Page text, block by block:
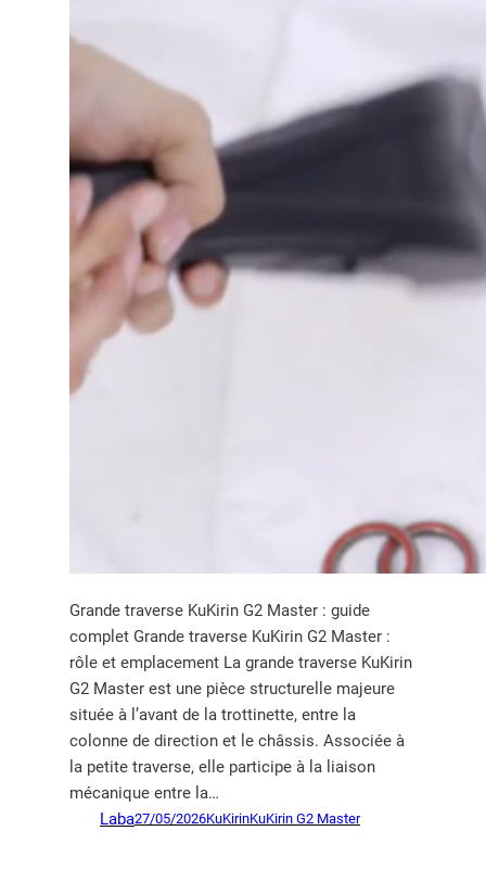
Grande traverse KuKirin G2 Master : guide
complet Grande traverse KuKirin G2 Master :
rôle et emplacement La grande traverse KuKirin
G2 Master est une pièce structurelle majeure
située à l’avant de la trottinette, entre la
colonne de direction et le châssis. Associée à
la petite traverse, elle participe à la liaison
mécanique entre la…
Laba27/05/2026KuKirinKuKirin G2 Master